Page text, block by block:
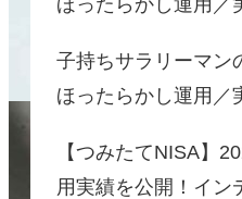
子持ちサラリーマン
ほったらかし運用／
【つみたてNISA】
用実績を公開！イン